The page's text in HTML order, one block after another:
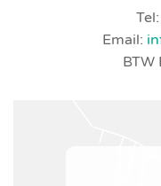
Email:
BTW